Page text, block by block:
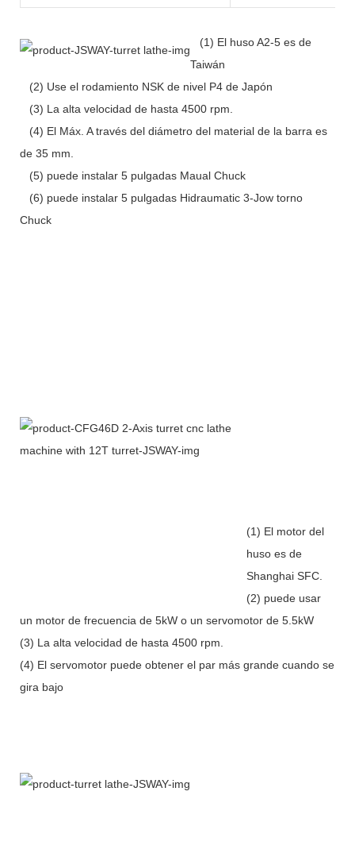
(1) El huso A2-5 es de
Taiwán
(2) Use el rodamiento NSK de nivel P4 de Japón
(3) La alta velocidad de hasta 4500 rpm.
(4) El Máx. A través del diámetro del material de la barra es
de 35 mm.
(5) puede instalar 5 pulgadas Maual Chuck
(6) puede instalar 5 pulgadas Hidraumatic 3-Jow torno
Chuck
(1) El motor del
huso es de
Shanghai SFC.
(2) puede usar
un motor de frecuencia de 5kW o un servomotor de 5.5kW
(3) La alta velocidad de hasta 4500 rpm.
(4) El servomotor puede obtener el par más grande cuando se
gira bajo